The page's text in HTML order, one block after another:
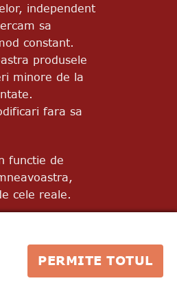
independent
sa
constant.
produsele
minore de la
fara sa
functie de
cele reale.
PERMITE TOTUL